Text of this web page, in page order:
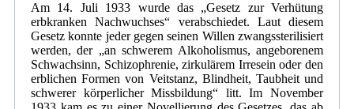
Am 14. Juli 1933 wurde das „Gesetz zur Verhütung
erbkranken Nachwuchses“ verabschiedet. Laut diesem
Gesetz konnte jeder gegen seinen Willen zwangssterilisiert
werden, der „an schwerem Alkoholismus, angeborenem
Schwachsinn, Schizophrenie, zirkulärem Irresein oder den
erblichen Formen von Veitstanz, Blindheit, Taubheit und
schwerer körperlicher Missbildung“ litt. Im November